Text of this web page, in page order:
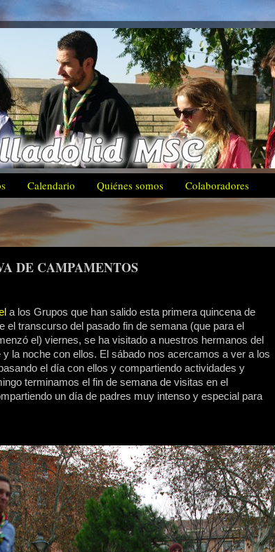
Calendario Quiénes somos Colaboradores
DE CAMPAMENTOS
a los Grupos que han salido esta primera quincena de
el transcurso del pasado fin de semana (que para el
el) viernes, se ha visitado a nuestros hermanos del
y la noche con ellos. El sábado nos acercamos a ver a los
el día con ellos y compartiendo actividades y
terminamos el fin de semana de visitas en el
un día de padres muy intenso y especial para